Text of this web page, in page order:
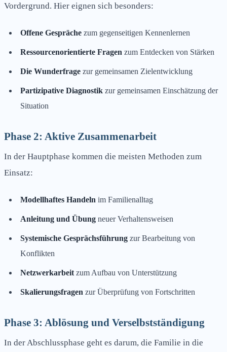
Vordergrund. Hier eignen sich besonders:
Offene Gespräche zum gegenseitigen Kennenlernen
Ressourcenorientierte Fragen zum Entdecken von Stärken
Die Wunderfrage zur gemeinsamen Zielentwicklung
Partizipative Diagnostik zur gemeinsamen Einschätzung der
Situation
Phase 2: Aktive Zusammenarbeit
In der Hauptphase kommen die meisten Methoden zum
Einsatz:
Modellhaftes Handeln im Familienalltag
Anleitung und Übung neuer Verhaltensweisen
Systemische Gesprächsführung zur Bearbeitung von
Konflikten
Netzwerkarbeit zum Aufbau von Unterstützung
Skalierungsfragen zur Überprüfung von Fortschritten
Phase 3: Ablösung und Verselbstständigung
In der Abschlussphase geht es darum, die Familie in die